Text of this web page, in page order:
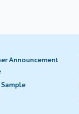
Announcement
Sample